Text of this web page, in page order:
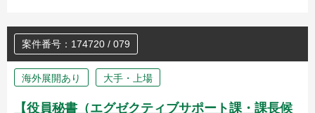
案件番号：174720 / 079
海外展開あり 大手・上場
【役員秘書（エグゼクティブサポート課・課長候